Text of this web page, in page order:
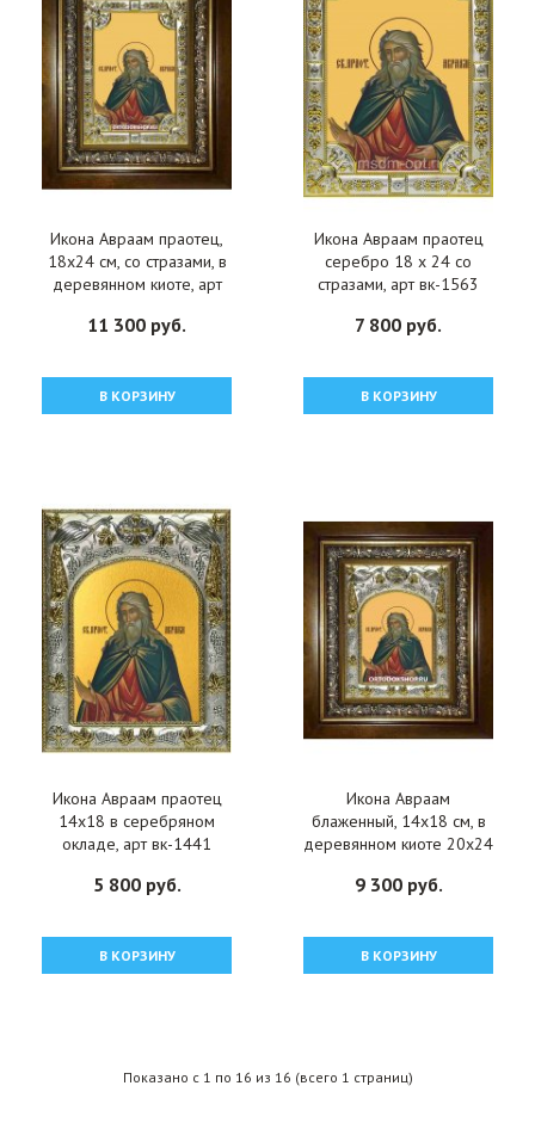
Икона Авраам праотец,
18x24 см, со стразами, в
деревянном киоте, арт
11 300 руб.
В КОРЗИНУ
Икона Авраам праотец
серебро 18 х 24 со
стразами, арт вк-1563
7 800 руб.
В КОРЗИНУ
Икона Авраам праотец
14x18 в серебряном
окладе, арт вк-1441
5 800 руб.
В КОРЗИНУ
Икона Авраам
блаженный, 14x18 см, в
деревянном киоте 20х24
9 300 руб.
В КОРЗИНУ
Показано с 1 по 16 из 16 (всего 1 страниц)